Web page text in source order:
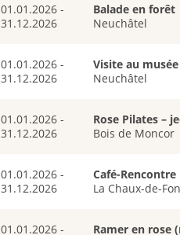
01.01.2026 -
31.12.2026
Balade en forêt
Neuchâtel
01.01.2026 -
31.12.2026
Visite au musée
Neuchâtel
01.01.2026 -
31.12.2026
Rose Pilates –
Bois de Moncor
01.01.2026 -
31.12.2026
Café-Rencontre
La Chaux-de-
01.01.2026 -
Ramer en rose